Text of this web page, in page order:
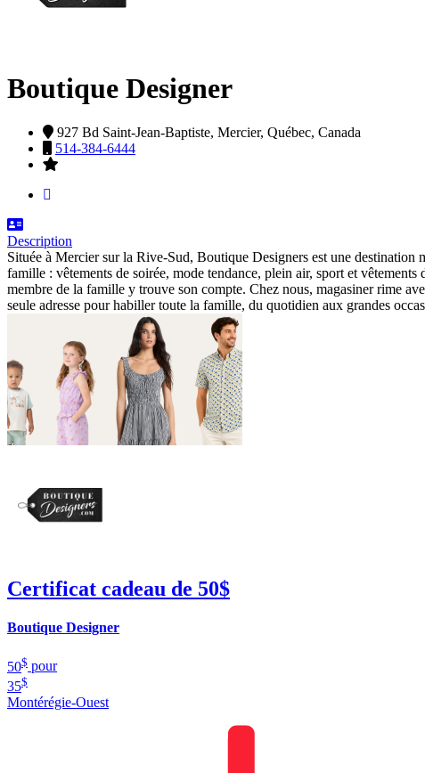
Boutique Designer
927 Bd Saint-Jean-Baptiste, Mercier, Québec, Canada
514-384-6444
Description
Située à Mercier sur la Rive-Sud, Boutique Designers est une destination
famille : vêtements de soirée, mode tendance, plein air, sport et
membre de la famille y trouve son compte. Chez nous, magasiner rime
seule adresse pour habiller toute la famille, du quotidien aux grandes
Certificat cadeau de 50$
Boutique Designer
50$ pour
35$
Montérégie-Ouest